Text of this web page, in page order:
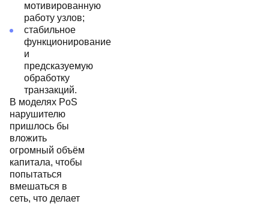
мотивированную
работу узлов;
стабильное
функционирование
и
предсказуемую
обработку
транзакций.
В моделях PoS
нарушителю
пришлось бы
вложить
огромный объём
капитала, чтобы
попытаться
вмешаться в
сеть, что делает